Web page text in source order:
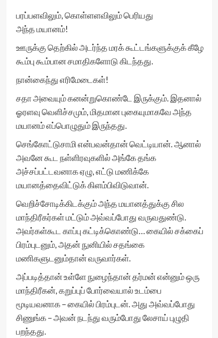
பரப்பளவிலும், கொள்ளளவிலும் பெரியது
அந்த மயானம்!
ஊருக்கு தெற்கில் அடர்ந்த மரக் கூட்டங்களுக்குக் கீழே
கூம்பு கூம்பான சமாதிகளோடு கிடந்தது.
நான்கைந்து எரிமேடைகள்!
சதா அவையும் கனன்றுகொண்டே இருக்கும். இதனால்
ஓரளவு வெளிச்சமும், மிதமான புகையுமாகவே அந்த
மயானம் எப்பொழுதும் இருந்தது.
செங்கோட்டுசாமி என்பவன்தான் வெட்டியான். ஆனால்
அவனே கூட நள்ளிரவுகளில் அங்கே தங்க
அச்சப்பட்டவனாக ஏழு, எட்டு மணிக்கே
மயானத்தைவிட்டுக் கிளம்பிவிடுவான்.
வெறிச்சோடிக்கிடக்கும் அந்த மயானத்துக்கு சில
மாந்திரீகர்கள் மட்டும் அவ்வப்போது வருவதுண்டு.
அவர்கள்கூட காப்பு கட்டிக்கொண்டு… கையில் சக்கைப்
பிரம்புடனும், அதன் நுனியில் சதங்கை
மணிகளுடனும்தான் வருவார்கள்.
அப்படித்தான் உள்ளே நுழைந்தான் தர்மன் என்னும் ஒரு
மாந்திரீகன், கறுப்புப் போர்வையால் உடம்பை
மூடியவனாக – கையில் பிரம்புடன். அது அவ்வப்போது
சிணுங்க – அவன் நடந்து வரும்போது லேசாய் புழுதி
பறந்தது.